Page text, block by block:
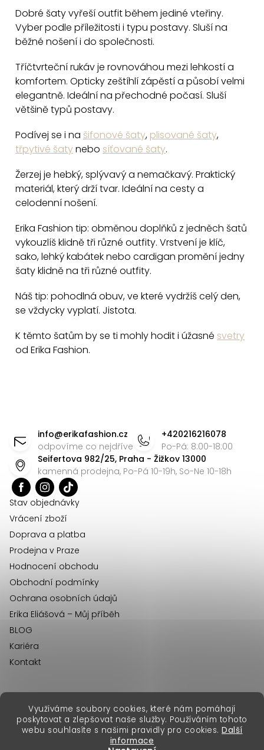
Využíváme soubory cookies, které nám pomáhají
poskytovat a zlepšovat naše služby. Používáním tohoto
webu souhlasíte s našimi pravidly pro cookies. Další
informace
l
á
a
c
í
v
k
y
v
i
s
u
Dobré šaty vyřeší outfit během jediné vteřiny.
Vyber podle příležitosti i typu postavy. Sluší na
běžné nošení i do společnosti.
Tříčtvrteční rukáv je rovnováhou mezi lehkostí a
komfortem. Opticky zeštíhlí zápěstí a působí velmi
elegantně. Ideální na přechodné počasí. Sluší
většině typů postavy.
Podívej se i na šifonové šaty, plisované šaty,
třpytivé šatynebo síťované šaty.
Žerzej je hebký, splývavý a nemačkavý. Praktický
materiál, který drží tvar. Ideální na cesty a
celodenní nošení.
Erika Fashion tip: obměnou doplňků z jedněch šatů
vykouzlíš klidně tři různé outfity. Vrstvení je klíč,
sako, lehký kabátek nebo cardigan promění jedny
šaty klidně na tři různé outfity.
Náš tip: pohodlná obuv, ve které vydržíš celý den,
se vždycky vyplatí. Jistota.
K těmto šatům by se ti mohly hodit i úžasné svetry
od Erika Fashion.
info@erikafashion.cz
odpovíme co nejdříve
+420216216078
Po-Pá: 8:00-18:00
Seifertova 982/25, Praha - Žižkov 13000
kamenná prodejna, Po-Pá 10-19h, So-Ne 10-18h
Stav objednávky
Vrácení zboží
Doprava a platba
Prodejna v Praze
Hodnocení obchodu
Obchodní podmínky
Ochrana osobních údajů
Erika Eliášová – Můj příběh
BLOG
Kariéra
Kontakt
Vytvořil Shoptet Premium
Copyright 2026Erika Fashion. Všechna práva vyhrazena.
erikafashion.sk